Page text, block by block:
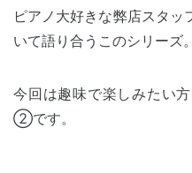
ピアノ大好きな弊店スタッ
いて語り合うこのシリーズ。
今回は趣味で楽しみたい
②です。